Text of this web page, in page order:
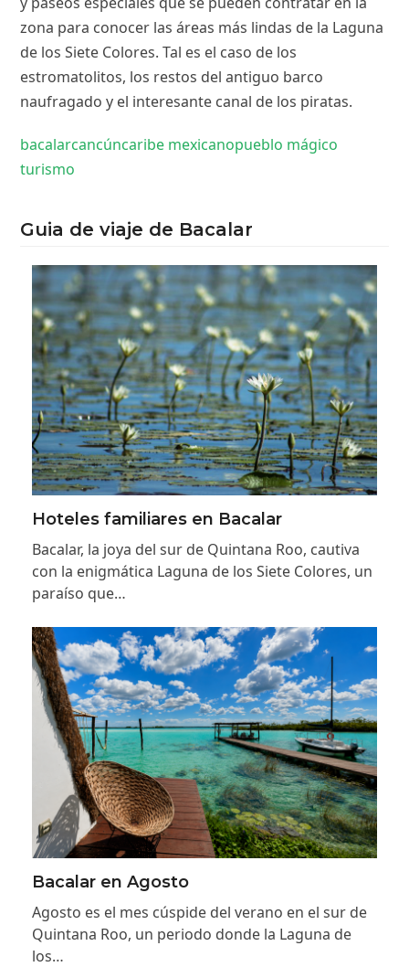
zona para conocer las áreas más lindas de la Laguna
de los Siete Colores. Tal es el caso de los
estromatolitos, los restos del antiguo barco
naufragado y el interesante canal de los piratas.
bacalarcancúncaribe mexicanopueblo mágico
turismo
Guia de viaje de Bacalar
Hoteles familiares en Bacalar
Bacalar, la joya del sur de Quintana Roo, cautiva
con la enigmática Laguna de los Siete Colores, un
paraíso que…
Bacalar en Agosto
Agosto es el mes cúspide del verano en el sur de
Quintana Roo, un periodo donde la Laguna de
los…